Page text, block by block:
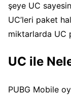
şeye UC
UC’leri paket
miktarlarda UC
UC ile
PUBG Mobile